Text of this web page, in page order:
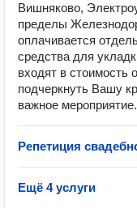
Вишняково,
пределы
оплачивается
средства для
входят в стоимость
подчеркнуть Вашу
важное мероприятие.
Репетиция
Ещё 4 услуги